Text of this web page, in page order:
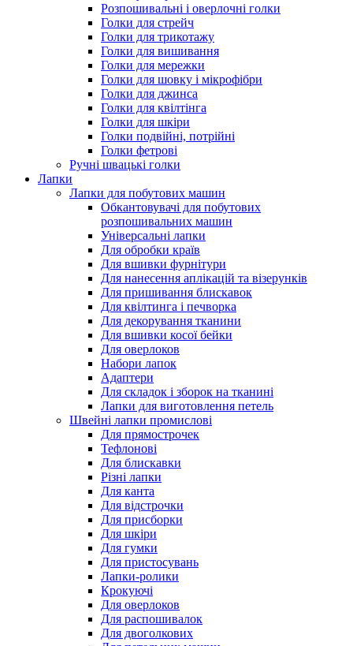
Розпошивальні і оверлочні голки
Голки для стрейч
Голки для трикотажу
Голки для вишивання
Голки для мережки
Голки для шовку і мікрофібри
Голки для джинса
Голки для квілтінга
Голки для шкіри
Голки подвійні, потрійні
Голки фетрові
Ручні швацькі голки
Лапки
Лапки для побутових машин
Обкантовувачі для побутових
розпошивальних машин
Універсальні лапки
Для обробки країв
Для вшивки фурнітури
Для нанесення аплікацій та візерунків
Для пришивання блискавок
Для квілтинга і печворка
Для декорування тканини
Для вшивки косої бейки
Для оверлоков
Набори лапок
Адаптери
Для складок і зборок на тканині
Лапки для виготовлення петель
Швейні лапки промислові
Для прямострочек
Тефлонові
Для блискавки
Різні лапки
Для канта
Для відстрочки
Для присборки
Для шкіри
Для гумки
Для пристосувань
Лапки-ролики
Крокуючі
Для оверлоков
Для распошивалок
Для двоголкових